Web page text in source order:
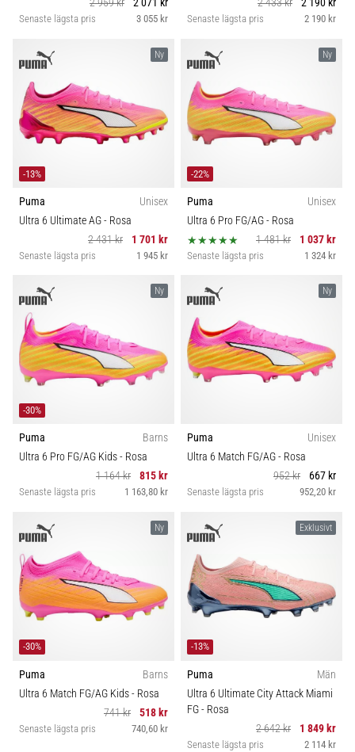
2 959 kr 2 071 kr
Senaste lägsta pris 3 055 kr
2 433 kr 2 190 kr
Senaste lägsta pris 2 190 kr
Ny
-13%
Puma
Unisex
Ultra 6 Ultimate AG- Rosa
2 431 kr
1 701 kr
Senaste lägsta pris 1 945 kr
Ny
-22%
Puma
Unisex
Ultra 6 Pro FG/AG- Rosa
1 481 kr
1 037 kr
Senaste lägsta pris 1 324 kr
Ny
-30%
Puma
Barns
Ultra 6 Pro FG/AG Kids- Rosa
1 164 kr
815 kr
Senaste lägsta pris 1 163,80 kr
Ny
Puma
Unisex
Ultra 6 Match FG/AG- Rosa
952 kr
667 kr
Senaste lägsta pris 952,20 kr
Ny
-30%
Puma
Barns
Ultra 6 Match FG/AG Kids- Rosa
741 kr
518 kr
Senaste lägsta pris 740,60 kr
Exklusivt
-13%
Puma
Män
Ultra 6 Ultimate City Attack Miami
FG- Rosa
2 642 kr
1 849 kr
Senaste lägsta pris 2 114 kr